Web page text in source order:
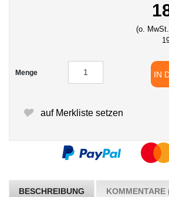
(o.
Menge IN
auf Merkliste setzen
BESCHREIBUNG KOMMENTARE